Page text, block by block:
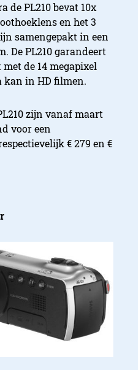
de PL210 bevat 10x
en het 3
samengepakt in een
De PL210 garandeert
de 14 megapixel
kan in HD filmen.
zijn vanaf maart
voor een
€ 279 en €